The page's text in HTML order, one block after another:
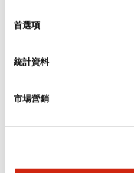
首選項
統計資料
市場營銷
安裝和安裝規範